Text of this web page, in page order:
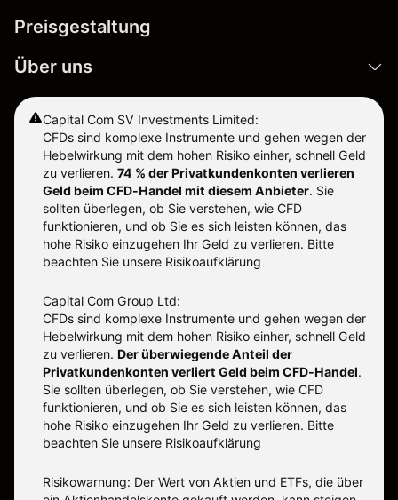
Preisgestaltung
Über uns
Capital Com SV Investments Limited:
CFDs sind komplexe Instrumente und gehen wegen der
Hebelwirkung mit dem hohen Risiko einher, schnell Geld
zu verlieren. 74 % der Privatkundenkonten verlieren
Geld beim CFD-Handel mit diesem Anbieter. Sie
sollten überlegen, ob Sie verstehen, wie CFD
funktionieren, und ob Sie es sich leisten können, das
hohe Risiko einzugehen Ihr Geld zu verlieren. Bitte
beachten Sie unsere Risikoaufklärung
Capital Com Group Ltd:
CFDs sind komplexe Instrumente und gehen wegen der
Hebelwirkung mit dem hohen Risiko einher, schnell Geld
zu verlieren. Der überwiegende Anteil der
Privatkundenkonten verliert Geld beim CFD-Handel.
Sie sollten überlegen, ob Sie verstehen, wie CFD
funktionieren, und ob Sie es sich leisten können, das
hohe Risiko einzugehen Ihr Geld zu verlieren. Bitte
beachten Sie unsere Risikoaufklärung
Risikowarnung: Der Wert von Aktien und ETFs, die über